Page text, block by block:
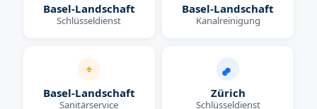
Basel-Landschaft
Schlüsseldienst
Basel-Landschaft
Kanalreinigung
Basel-Landschaft
Sanitärservice
Zürich
Schlüsseldienst